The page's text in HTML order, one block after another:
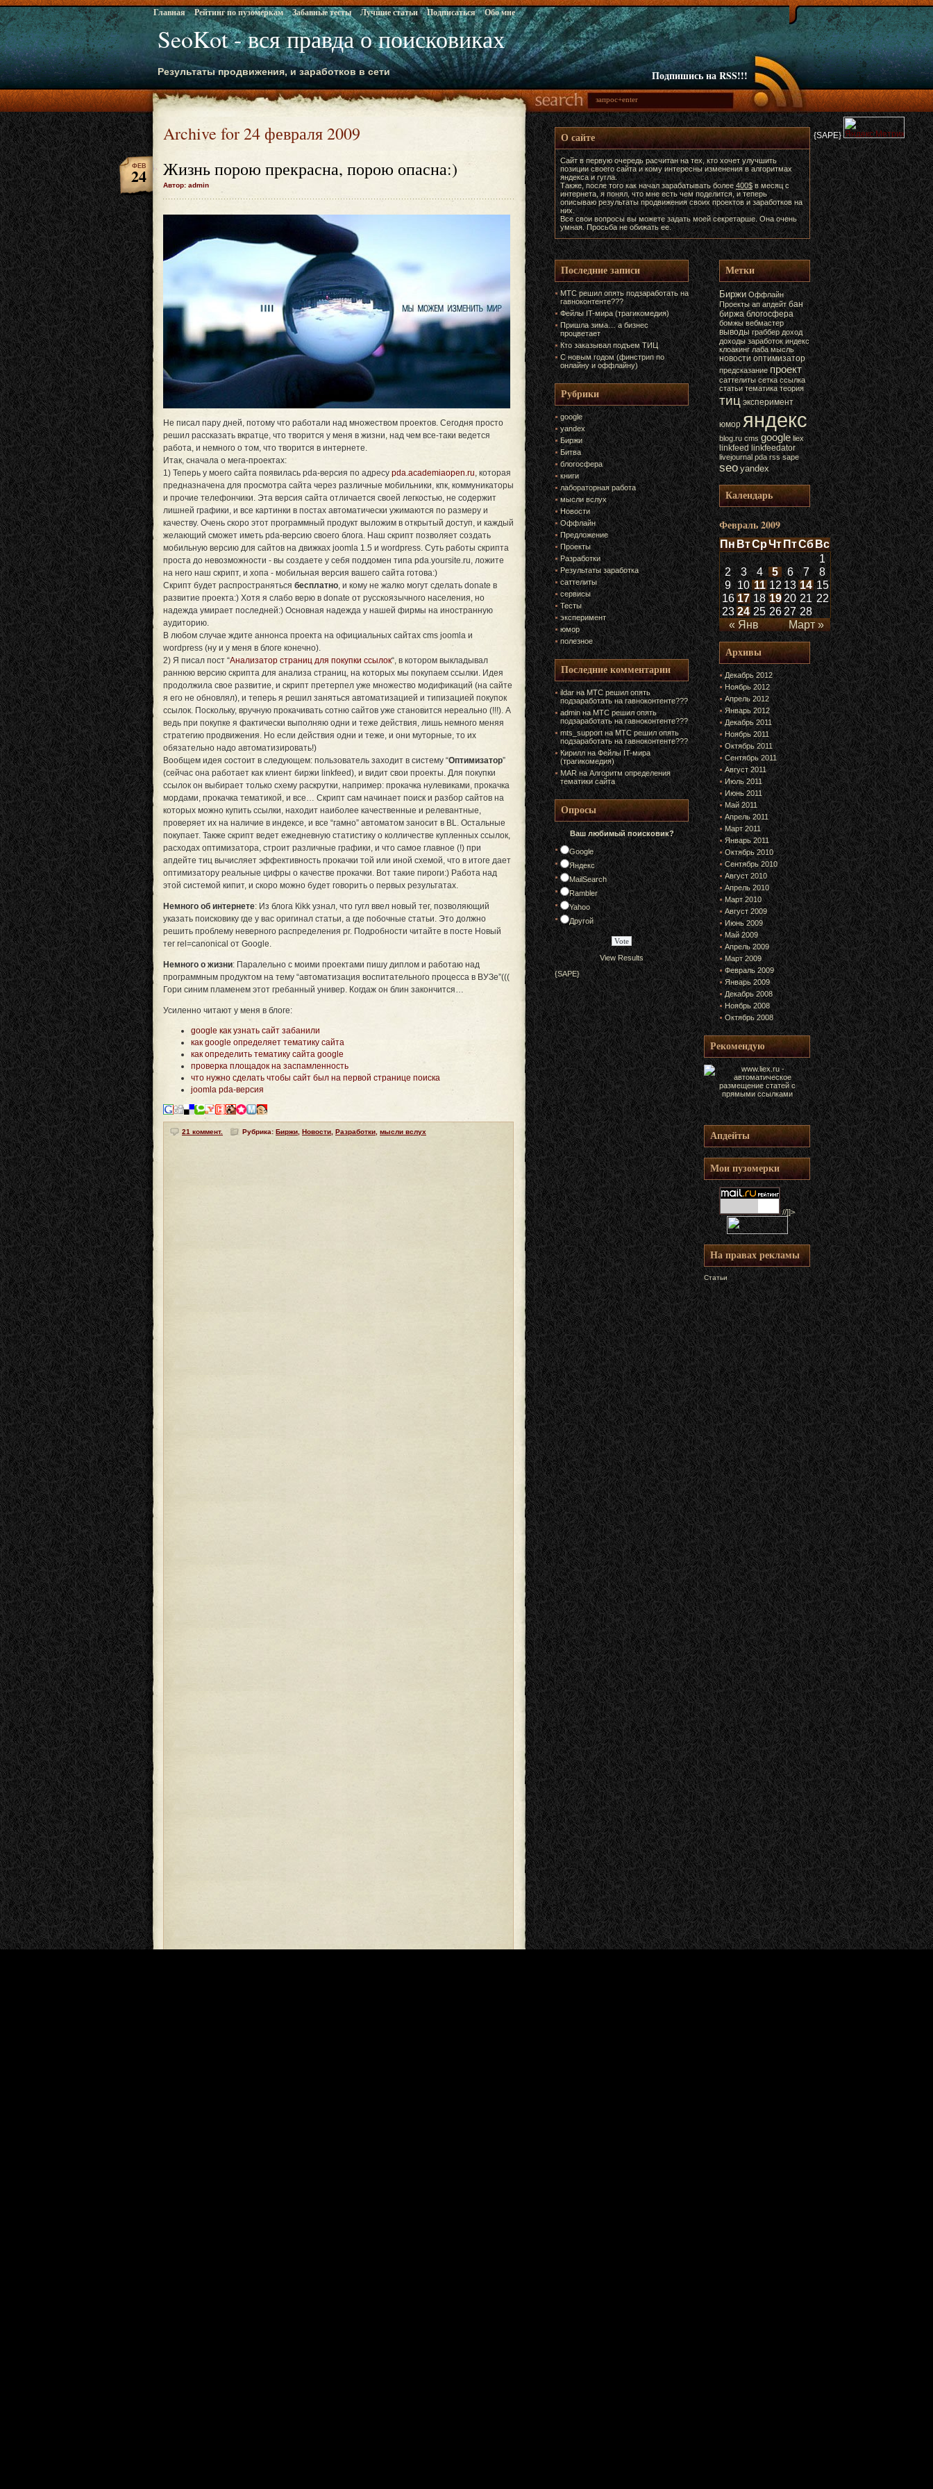
SeoKot - вся правда о поисковиках
Результаты продвижения, и заработков в сети
Главная Рейтинг по пузомеркам Забавные тесты Лучшие статьи Подписаться Обо мне
Подпишись на RSS!!!
Archive for 24 февраля 2009
Жизнь порою прекрасна, порою опасна:)
Автор: admin
ФЕВ
24
Не писал пару дней, потому что работали над множеством проектов. Сегодня просто
решил рассказать вкратце, что творится у меня в жизни, над чем все-таки ведется
работа, и немного о том, что творится в интернете.
Итак, сначала о мега-проектах:
1) Теперь у моего сайта появилась pda-версия по адресу pda.academiaopen.ru, которая
предназначена для просмотра сайта через различные мобильники, кпк, коммуникаторы
и прочие телефончики. Эта версия сайта отличается своей легкостью, не содержит
лишней графики, и все картинки в постах автоматически ужимаются по размеру и
качеству. Очень скоро этот программный продукт выложим в открытый доступ, и каждый
желающий сможет иметь pda-версию своего блога. Наш скрипт позволяет создать
мобильную версию для сайтов на движках joomla 1.5 и wordpress. Суть работы скрипта
проста до невозможности - вы создаете у себя поддомен типа pda.yoursite.ru, ложите
на него наш скрипт, и хопа - мобильная версия вашего сайта готова:)
Скрипт будет распространяться бесплатно, и кому не жалко могут сделать donate в
развитие проекта:) Хотя я слабо верю в donate от русскоязычного населения, но
надежда умирает последней:) Основная надежда у нашей фирмы на иностранную
аудиторию.
В любом случае ждите аннонса проекта на официальных сайтах cms joomla и
wordpress (ну и у меня в блоге конечно).
2) Я писал пост “Анализатор страниц для покупки ссылок“, в котором выкладывал
раннюю версию скрипта для анализа страниц, на которых мы покупаем ссылки. Идея
продолжила свое развитие, и скрипт претерпел уже множество модификаций (на сайте
я его не обновлял), и теперь я решил заняться автоматизацией и типизацией покупок
ссылок. Поскольку, вручную прокачивать сотню сайтов уже становится нереально (!!!). А
ведь при покупке я фактически выполняю одни и теже действия, лишь немного меняя
стратегию продвижения. Но если действия одни и теже, и они муторные, то их
обязательно надо автоматизировать!)
Вообщем идея состоит в следующем: пользователь заходит в систему “Оптимизатор”
(сейчас она работает как клиент биржи linkfeed), и видит свои проекты. Для покупки
ссылок он выбирает только схему раскрутки, например: прокачка нулевиками, прокачка
мордами, прокачка тематикой, и все… Скрипт сам начинает поиск и разбор сайтов на
которых можно купить ссылки, находит наиболее качественные и релевантные,
проверяет их на наличие в индексе, и все “гамно” автоматом заносит в BL. Остальные
покупает. Также скрипт ведет ежедневную статистику о колличестве купленных ссылок,
расходах оптимизатора, строит различные графики, и что самое главное (!) при
апдейте тиц вычисляет эффективность прокачки той или иной схемой, что в итоге дает
оптимизатору реальные цифры о качестве прокачки. Вот такие пироги:) Работа над
этой системой кипит, и скоро можно будет говорить о первых результатах.
Немного об интернете: Из блога Кikk узнал, что гугл ввел новый тег, позволяющий
указать поисковику где у вас оригинал статьи, а где побочные статьи. Это должно
решить проблему неверного распределения pr. Подробности читайте в посте Новый
тег rel=canonical от Google.
Немного о жизни: Паралельно с моими проектами пишу диплом и работаю над
программным продуктом на тему “автоматизация воспитательного процесса в ВУЗе”(((
Гори синим пламенем этот гребанный универ. Когдаж он блин закончится…
Усиленно читают у меня в блоге:
google как узнать сайт забанили
как google определяет тематику сайта
как определить тематику сайта google
проверка площадок на заспамленность
что нужно сделать чтобы сайт был на первой странице поиска
joomla pda-версия
21 коммент. Рубрика: Биржи Новости Разработки мысли вслух
О сайте
Сайт в первую очередь расчитан на тех, кто хочет улучшить
позиции своего сайта и кому интересны изменения в алгоритмах
яндекса и гугла.
Также, после того как начал зарабатывать более400$ в месяц с
интернета, я понял, что мне есть чем поделится, и теперь
описываю результаты продвижения своих проектов и заработков на
них.
Все свои вопросы вы можете задать моей секретарше. Она очень
умная. Просьба не обижать ее.
Последние записи
МТС решил опять подзаработать на
гавноконтенте???
Фейлы IT-мира (трагикомедия)
Пришла зима… а бизнес
процветает
Кто заказывал подъем ТИЦ
С новым годом (финстрип по
онлайну и оффлайну)
Рубрики
google
yandex
Биржи
Битва
блогосфера
книги
лабораторная работа
мысли вслух
Новости
Оффлайн
Предложение
Проекты
Разработки
Результаты заработка
саттелиты
сервисы
Тесты
эксперимент
юмор
полезное
Последние комментарии
ildar наМТС решил опять
подзаработать на гавноконтенте???
admin наМТС решил опять
подзаработать на гавноконтенте???
mts_support на МТС решил опять
подзаработать на гавноконтенте???
Кирилл наФейлы IT-мира
(трагикомедия)
MAR наАлгоритм определения
тематики сайта
Опросы
Ваш любимый поисковик?
Google
Яндекс
MailSearch
Rambler
Yahoo
Другой
View Results
{SAPE}
Метки
Биржи Оффлайн
Проекты ап апдейт бан
биржа блогосфера
бомжы вебмастер
выводы граббер доход
доходы заработок индекс
клоакинг лаба мысль
новости оптимизатор
предсказание проект
саттелиты сетка ссылка
статьи тематика теория
тиц эксперимент
юмор яндекс
blog.ru cms google liex
linkfeed linkfeedator
livejournal pda rss sape
seo yandex
Календарь
Февраль 2009
ПнВтСрЧтПтСбВс
« Янв Март »
1
2
3 4 5 6 7
8
9 10 11 12 13 14 15
16 17 18 19 20 21 22
23 24 25 26 27 28
Архивы
Декабрь 2012
Ноябрь 2012
Апрель 2012
Январь 2012
Декабрь 2011
Ноябрь 2011
Октябрь 2011
Сентябрь 2011
Август 2011
Июль 2011
Июнь 2011
Май 2011
Апрель 2011
Март 2011
Январь 2011
Октябрь 2010
Сентябрь 2010
Август 2010
Апрель 2010
Март 2010
Август 2009
Июнь 2009
Май 2009
Апрель 2009
Март 2009
Февраль 2009
Январь 2009
Декабрь 2008
Ноябрь 2008
Октябрь 2008
Рекомендую
Апдейты
Мои пузомерки
//]]>
На правах рекламы
Статьи
{SAPE}